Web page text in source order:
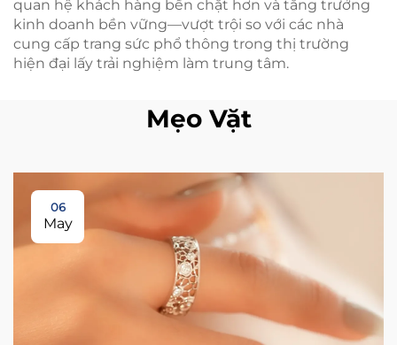
quan hệ khách hàng bền chặt hơn và tăng trưởng
kinh doanh bền vững—vượt trội so với các nhà
cung cấp trang sức phổ thông trong thị trường
hiện đại lấy trải nghiệm làm trung tâm.
Mẹo Vặt
06
May